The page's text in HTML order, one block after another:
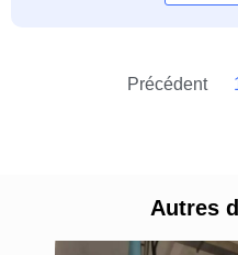
Précédent
Autres